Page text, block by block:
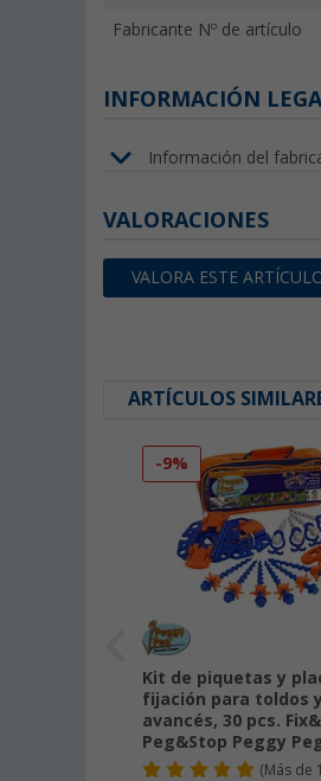
Fabricante Nº de artículo
INFORMACIÓN
Información del
VALORACIONES
VALORA ESTE
ARTÍCULOS
-9%
Kit de piquetas y
fijación para toldos y
avancés, 30 pcs.
Peg&Stop Peggy
( Más de